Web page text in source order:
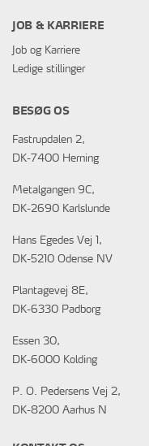
JOB & KARRIERE
Job og Karriere
Ledige stillinger
BESØG OS
Fastrupdalen 2,
DK-7400 Herning
Metalgangen 9C,
DK-2690 Karlslunde
Hans Egedes Vej 1,
DK-5210 Odense NV
Plantagevej 8E,
DK-6330 Padborg
Essen 30,
DK-6000 Kolding
P. O. Pedersens Vej 2,
DK-8200 Aarhus N